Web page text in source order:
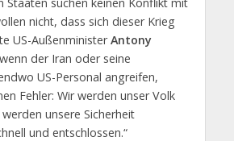
nicht, dass sich dieser Krieg
US-AußenministerAntony
der Iran oder seine
US-Personal angreifen,
Fehler: Wir werden unser Volk
unsere Sicherheit
und entschlossen.“